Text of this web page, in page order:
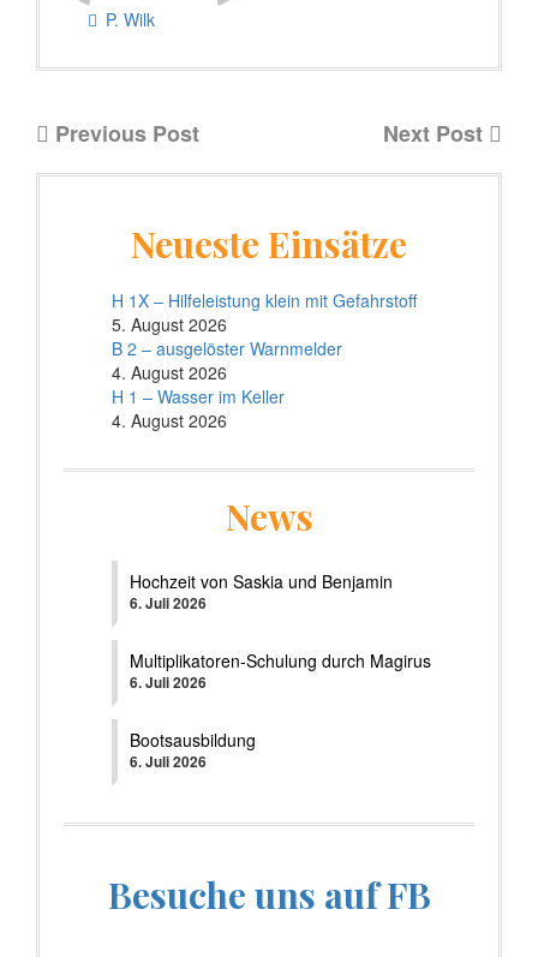
P. Wilk
Previous Post Next Post
Neueste Einsätze
H 1X – Hilfeleistung klein mit Gefahrstoff
5. August 2026
B 2 – ausgelöster Warnmelder
4. August 2026
H 1 – Wasser im Keller
4. August 2026
News
Hochzeit von Saskia und Benjamin
6. Juli 2026
Multiplikatoren-Schulung durch Magirus
6. Juli 2026
Bootsausbildung
6. Juli 2026
Besuche uns auf FB